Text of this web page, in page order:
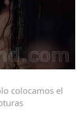
colocamos el